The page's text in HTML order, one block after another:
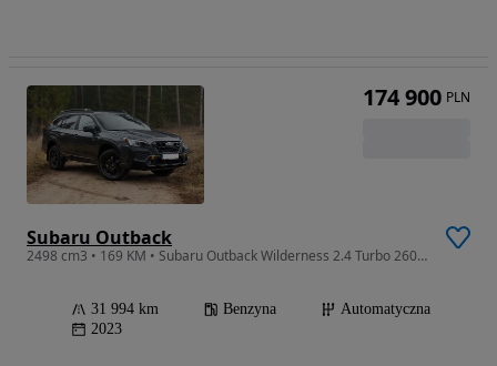
Subaru Outback
2498 cm3 • 169 KM • Subaru Outback Wilderness 2.4 Turbo 260KM
31 994 km Benzyna
Automatyczna
2023
174 900 PLN